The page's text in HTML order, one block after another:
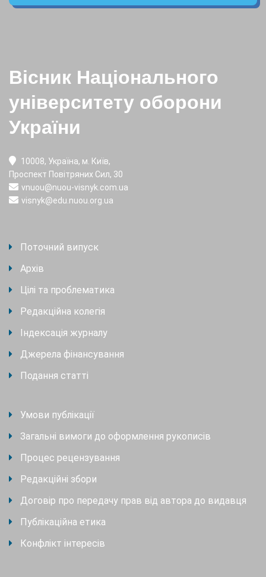
Вісник Національного
університету оборони
України
10008, Україна, м. Київ,
Проспект Повітряних Сил, 30
vnuou@nuou-visnyk.com.ua
visnyk@edu.nuou.org.ua
Поточний випуск
Архів
Цілі та проблематика
Редакційна колегія
Індексація журналу
Джерела фінансування
Подання статті
Умови публікації
Загальні вимоги до оформлення рукописів
Процес рецензування
Редакційні збори
Договір про передачу прав від автора до видавця
Публікаційна етика
Конфлікт інтересів